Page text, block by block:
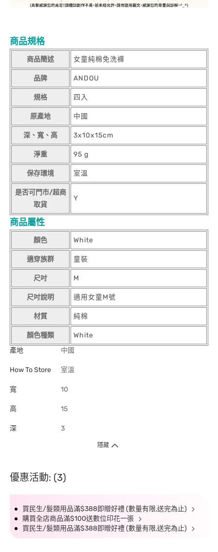
商品規格
商品簡述 女童純棉免洗褲
品牌 ANDOU
規格 四入
原產地 中國
深、寬、高 3x10x15cm
淨重 95 g
保存環境 室溫
是否可門市/超商
取貨
Y
商品屬性
顏色 White
適穿族群 童裝
尺吋 M
尺吋說明 適用女童M號
材質 純棉
顏色種類
White
產地
中國
How To Store 室溫
寬 10
高 15
深 3
隱藏
優惠活動: (3)
買民生/髮類用品滿$388即贈好禮 (數量有限,送完為止)
購買全店商品滿$100送數位印花一張
買民生/髮類用品滿$388即贈好禮 (數量有限,送完為止)